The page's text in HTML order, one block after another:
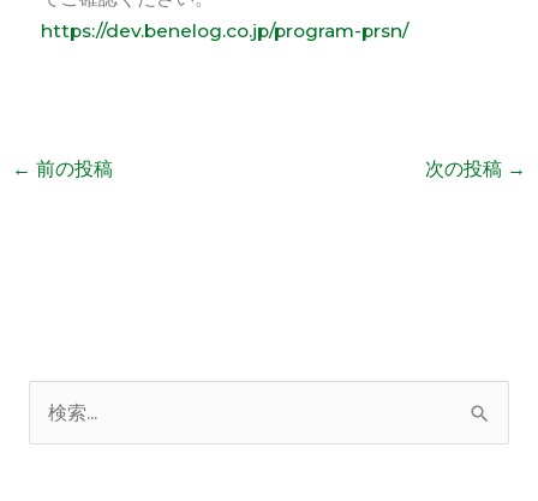
https://dev.benelog.co.jp/program-prsn/
← 前の投稿 次の投稿 →